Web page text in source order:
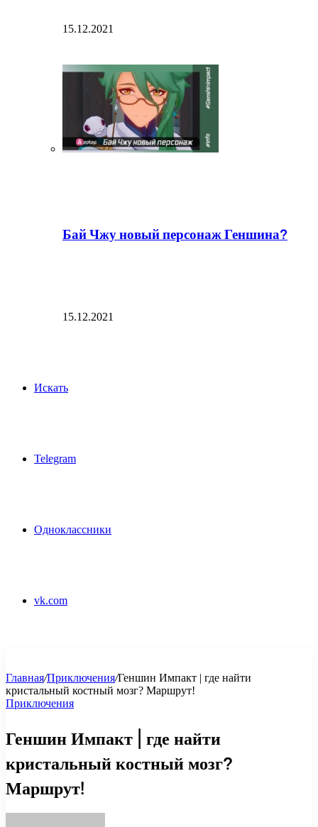
15.12.2021
Бай Чжу новый персонаж Геншина?
15.12.2021
Искать
Telegram
Одноклассники
vk.com
Главная/Приключения/Геншин Импакт | где найти
кристальный костный мозг? Маршрут!
Приключения
Геншин Импакт | где найти
кристальный костный мозг?
Маршрут!